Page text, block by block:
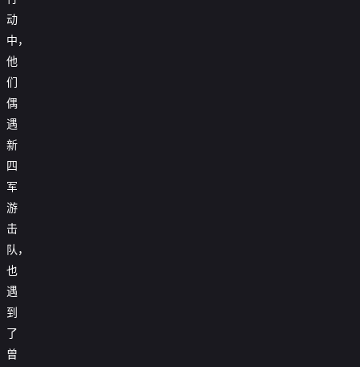
动
中，
他
们
偶
遇
新
四
军
游
击
队，
也
遇
到
了
曾